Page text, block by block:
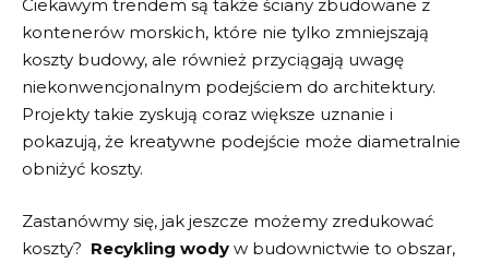
Ciekawym trendem‌ są także ściany‌ zbudowane z
kontenerów morskich, które nie⁣ tylko zmniejszają
koszty budowy, ale również przyciągają uwagę
niekonwencjonalnym podejściem⁤ do architektury.
Projekty takie ‍zyskują coraz⁤ większe uznanie i
pokazują, ​że ‌kreatywne podejście może diametralnie
obniżyć koszty.
Zastanówmy się, jak jeszcze możemy zredukować
koszty? ⁣ Recykling wody w budownictwie to obszar,